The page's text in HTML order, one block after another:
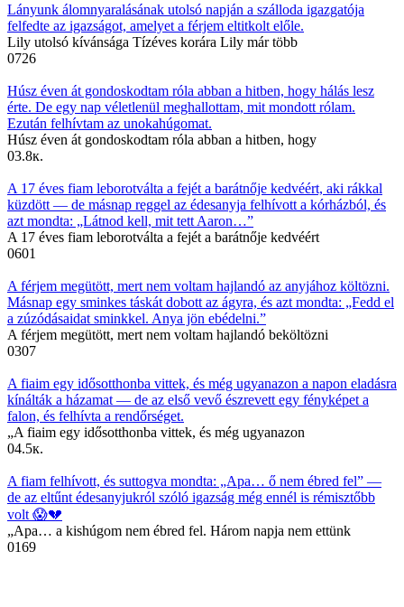
Lányunk álomnyaralásának utolsó napján a szálloda igazgatója
felfedte az igazságot, amelyet a férjem eltitkolt előle.
Lily utolsó kívánsága Tízéves korára Lily már több
0726
Húsz éven át gondoskodtam róla abban a hitben, hogy hálás lesz
érte. De egy nap véletlenül meghallottam, mit mondott rólam.
Ezután felhívtam az unokahúgomat.
Húsz éven át gondoskodtam róla abban a hitben, hogy
03.8к.
A 17 éves fiam leborotválta a fejét a barátnője kedvéért, aki rákkal
küzdött — de másnap reggel az édesanyja felhívott a kórházból, és
azt mondta: „Látnod kell, mit tett Aaron…”
A 17 éves fiam leborotválta a fejét a barátnője kedvéért
0601
A férjem megütött, mert nem voltam hajlandó az anyjához költözni.
Másnap egy sminkes táskát dobott az ágyra, és azt mondta: „Fedd el
a zúzódásaidat sminkkel. Anya jön ebédelni.”
A férjem megütött, mert nem voltam hajlandó beköltözni
0307
A fiaim egy idősotthonba vittek, és még ugyanazon a napon eladásra
kínálták a házamat — de az első vevő észrevett egy fényképet a
falon, és felhívta a rendőrséget.
„A fiaim egy idősotthonba vittek, és még ugyanazon
04.5к.
A fiam felhívott, és suttogva mondta: „Apa… ő nem ébred fel” —
de az eltűnt édesanyjukról szóló igazság még ennél is rémisztőbb
volt 😱💔
„Apa… a kishúgom nem ébred fel. Három napja nem ettünk
0169